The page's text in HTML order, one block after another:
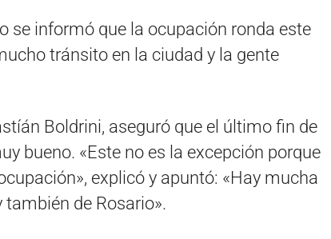
se informó que la ocupación ronda este
tránsito en la ciudad y la gente
Boldrini, aseguró que el último fin de
bueno. «Este no es la excepción porque
explicó y apuntó: «Hay mucha
también de Rosario».